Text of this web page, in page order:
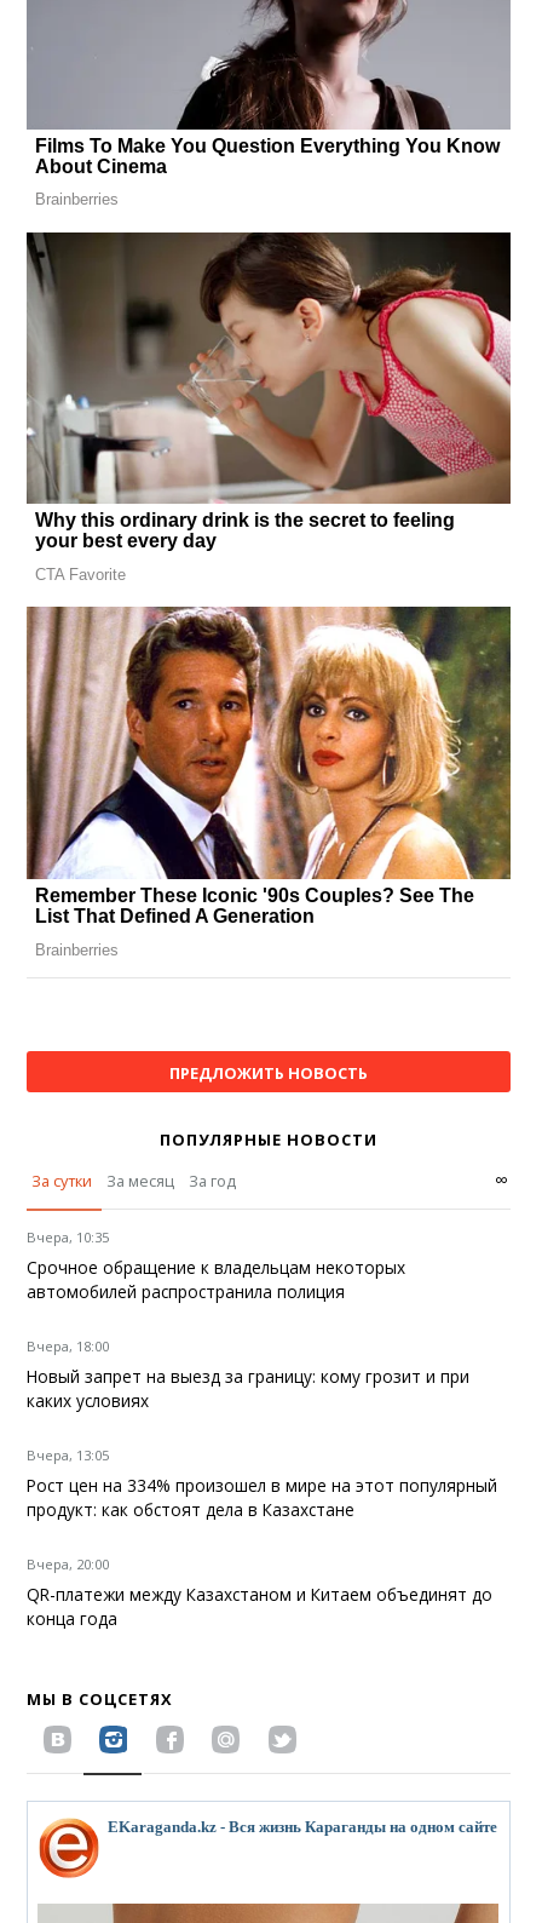
ПРЕДЛОЖИТЬ НОВОСТЬ
ПОПУЛЯРНЫЕ НОВОСТИ
За сутки
За месяц За год ∞
Вчера, 10:35
Срочное обращение к владельцам некоторых
автомобилей распространила полиция
Вчера, 18:00
Новый запрет на выезд за границу: кому грозит и при
каких условиях
Вчера, 13:05
Рост цен на 334% произошел в мире на этот популярный
продукт: как обстоят дела в Казахстане
Вчера, 20:00
QR-платежи между Казахстаном и Китаем объединят до
конца года
МЫ В СОЦСЕТЯХ
EKaraganda.kz - Вся жизнь Караганды на одном сайте